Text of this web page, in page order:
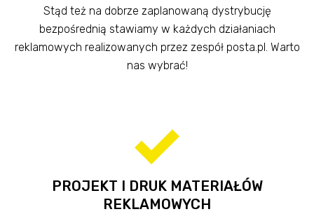
Stąd też na dobrze zaplanowaną dystrybucję
bezpośrednią stawiamy w każdych działaniach
reklamowych realizowanych przez zespół posta.pl. Warto
nas wybrać!
PROJEKT I DRUK MATERIAŁÓW
REKLAMOWYCH